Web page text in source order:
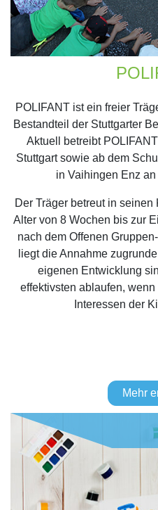
POLIFANT ist ein freier
Bestandteil der Stuttgarter
Aktuell betreibt
Stuttgart sowie ab dem
in Vaihingen Enz
Der Träger betreut in
Alter von 8 Wochen bis zur
nach dem Offenen
liegt die Annahme
eigenen Entwicklung
effektivsten ablaufen,
Interessen der
Mehr